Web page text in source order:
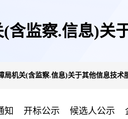
含监察.信息)关
局机关(含监察.信息)关于其他信息技术
知 开标公示 候选人公示